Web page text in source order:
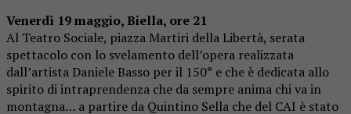
Venerdì 19 maggio, Biella, ore 21
Al Teatro Sociale, piazza Martiri della Libertà, serata
spettacolo con lo svelamento dell’opera realizzata
dall’artista Daniele Basso per il 150° e che è dedicata allo
spirito di intraprendenza che da sempre anima chi va in
montagna… a partire da Quintino Sella che del CAI è stato